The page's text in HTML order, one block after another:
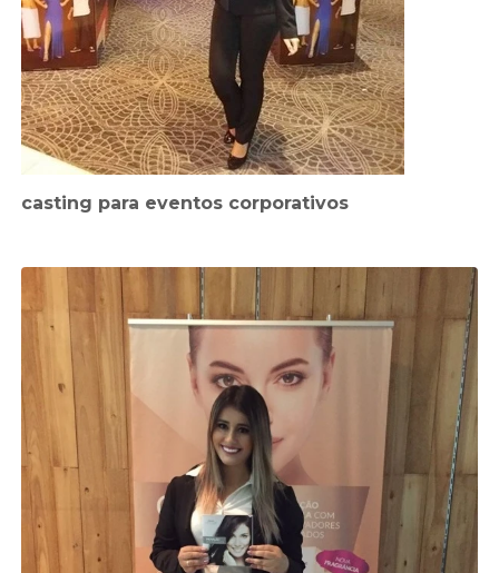
casting para eventos corporativos